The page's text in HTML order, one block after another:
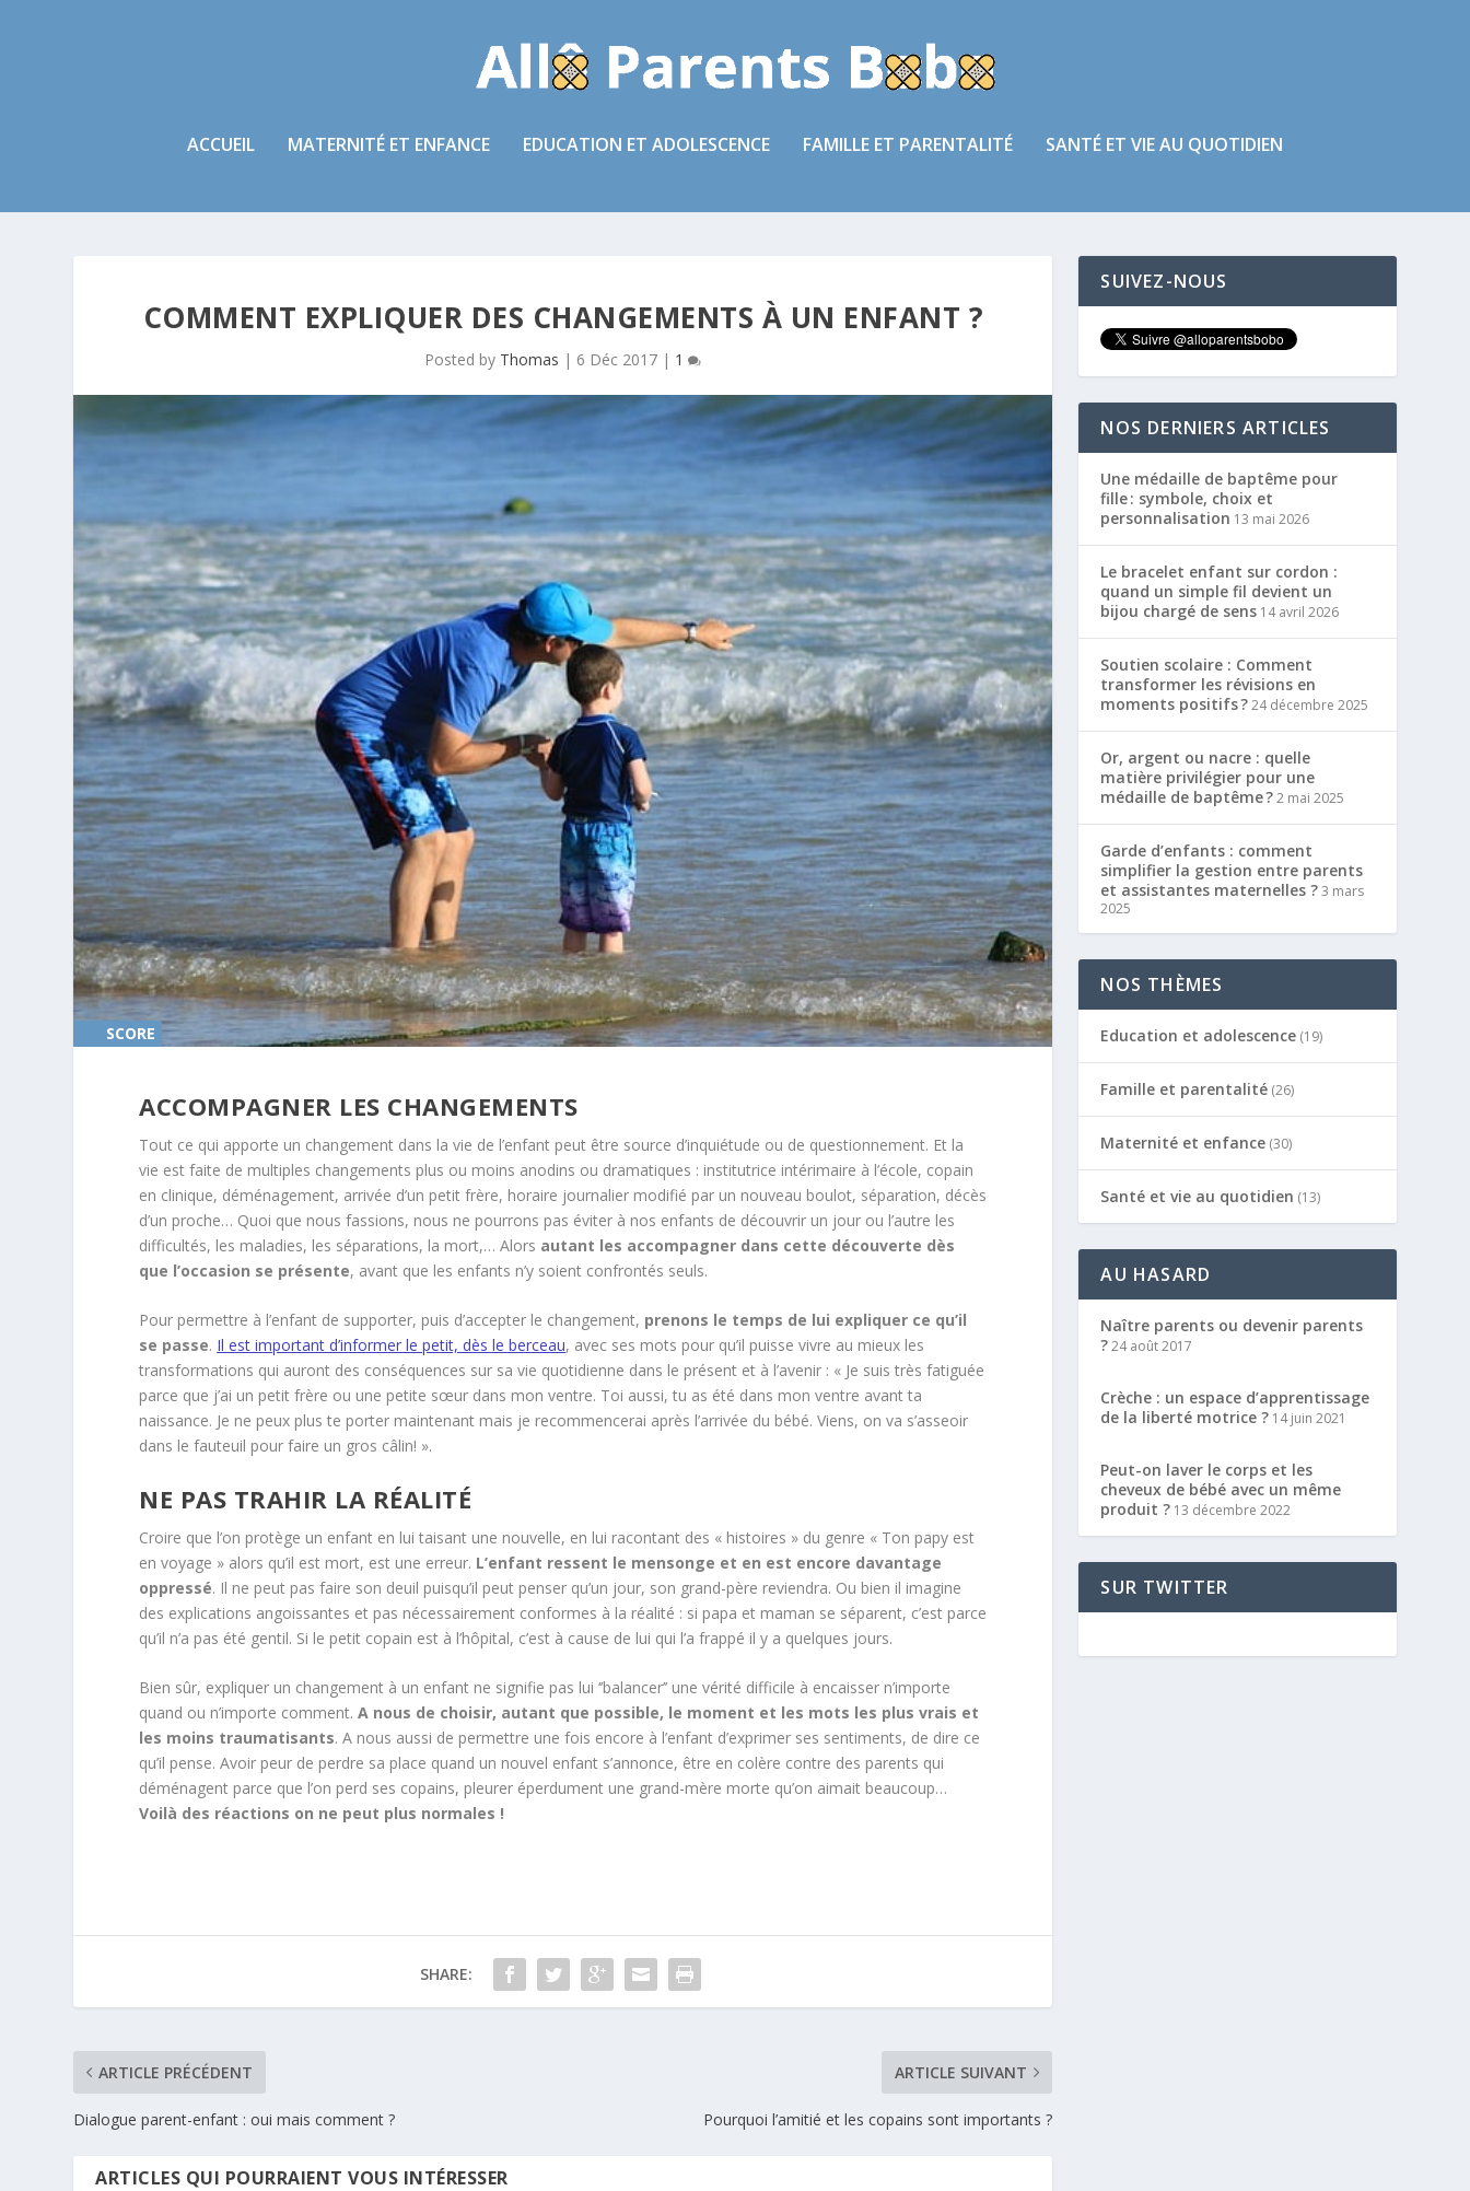
ACCUEIL MATERNITÉ ET ENFANCE EDUCATION ET ADOLESCENCE FAMILLE ET PARENTALITÉ SANTÉ ET VIE AU QUOTIDIEN
COMMENT EXPLIQUER DES CHANGEMENTS À UN ENFANT ?
Posted by Thomas | 6 Déc 2017 | 1
SCORE
ACCOMPAGNER LES CHANGEMENTS
Tout ce qui apporte un changement dans la vie de l’enfant peut être source d’inquiétude ou de questionnement. Et la
vie est faite de multiples changements plus ou moins anodins ou dramatiques : institutrice intérimaire à l’école, copain
en clinique, déménagement, arrivée d’un petit frère, horaire journalier modifié par un nouveau boulot, séparation, décès
d’un proche… Quoi que nous fassions, nous ne pourrons pas éviter à nos enfants de découvrir un jour ou l’autre les
difficultés, les maladies, les séparations, la mort,… Alors autant les accompagner dans cette découverte dès
que l’occasion se présente, avant que les enfants n’y soient confrontés seuls.
Pour permettre à l’enfant de supporter, puis d’accepter le changement, prenons le temps de lui expliquer ce qu’il
se passe. Il est important d’informer le petit, dès le berceau, avec ses mots pour qu’il puisse vivre au mieux les
transformations qui auront des conséquences sur sa vie quotidienne dans le présent et à l’avenir : « Je suis très fatiguée
parce que j’ai un petit frère ou une petite sœur dans mon ventre. Toi aussi, tu as été dans mon ventre avant ta
naissance. Je ne peux plus te porter maintenant mais je recommencerai après l’arrivée du bébé. Viens, on va s’asseoir
dans le fauteuil pour faire un gros câlin! ».
NE PAS TRAHIR LA RÉALITÉ
Croire que l’on protège un enfant en lui taisant une nouvelle, en lui racontant des « histoires » du genre « Ton papy est
en voyage » alors qu’il est mort, est une erreur. L’enfant ressent le mensonge et en est encore davantage
oppressé. Il ne peut pas faire son deuil puisqu’il peut penser qu’un jour, son grand-père reviendra. Ou bien il imagine
des explications angoissantes et pas nécessairement conformes à la réalité : si papa et maman se séparent, c’est parce
qu’il n’a pas été gentil. Si le petit copain est à l’hôpital, c’est à cause de lui qui l’a frappé il y a quelques jours.
Bien sûr, expliquer un changement à un enfant ne signifie pas lui ‘’balancer’’ une vérité difficile à encaisser n’importe
quand ou n’importe comment.A nous de choisir, autant que possible, le moment et les mots les plus vrais et
les moins traumatisants. A nous aussi de permettre une fois encore à l’enfant d’exprimer ses sentiments, de dire ce
qu’il pense. Avoir peur de perdre sa place quand un nouvel enfant s’annonce, être en colère contre des parents qui
déménagent parce que l’on perd ses copains, pleurer éperdument une grand-mère morte qu’on aimait beaucoup…
Voilà des réactions on ne peut plus normales !
SHARE:
ARTICLE PRÉCÉDENT
Dialogue parent-enfant : oui mais comment ?
ARTICLE SUIVANT
Pourquoi l’amitié et les copains sont importants ?
ARTICLES QUI POURRAIENT VOUS INTÉRESSER
SUIVEZ-NOUS
NOS DERNIERS ARTICLES
Une médaille de baptême pour
fille : symbole, choix et
personnalisation 13 mai 2026
Le bracelet enfant sur cordon :
quand un simple fil devient un
bijou chargé de sens 14 avril 2026
Soutien scolaire : Comment
transformer les révisions en
moments positifs ?24 décembre 2025
Or, argent ou nacre : quelle
matière privilégier pour une
médaille de baptême ?2 mai 2025
Garde d’enfants : comment
simplifier la gestion entre parents
et assistantes maternelles ?3 mars
2025
NOS THÈMES
Education et adolescence (19)
Famille et parentalité (26)
Maternité et enfance (30)
Santé et vie au quotidien (13)
AU HASARD
Naître parents ou devenir parents
?24 août 2017
Crèche : un espace d’apprentissage
de la liberté motrice ? 14 juin 2021
Peut-on laver le corps et les
cheveux de bébé avec un même
produit ? 13 décembre 2022
SUR TWITTER